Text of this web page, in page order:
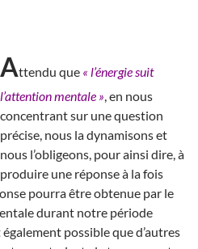
Attendu que « l’énergie suit
l’attention mentale » , en nous
concentrant sur une question
précise, nous la dynamisons et
nous l’obligeons, pour ainsi dire, à
produire une réponse à la fois
pourra être obtenue par le
durant notre période
possible que d’autres